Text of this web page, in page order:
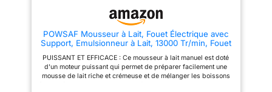
rapidement, il permet également
les boissons protéinées, etc. Le
mousseur de lait électrique est
peut satisfaire vos multiples
besoins, rendant la vie dans la
cuisine plus amusante et plus
différentes, sans renoncer à la
qualité d’une micro-mousse.
produits Snips sont entièrement
conçus et fabriqués en Italie,
alliant design, technologie et
POWSAF Mousseur à Lait, Fouet Électrique avec
Support, Emulsionneur à Lait, 13000 Tr/min, Fouet
Matcha, Noir
PUISSANT ET EFFICACE : Ce mousseur à lait manuel est doté
d'un moteur puissant qui permet de préparer facilement une
mousse de lait riche et crémeuse et de mélanger les boissons